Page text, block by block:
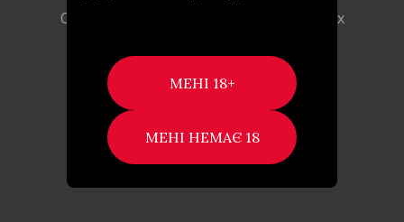
Опис Масажна олія із 100% натуральних
1,160₴
ДОДАТИ В КОШИК